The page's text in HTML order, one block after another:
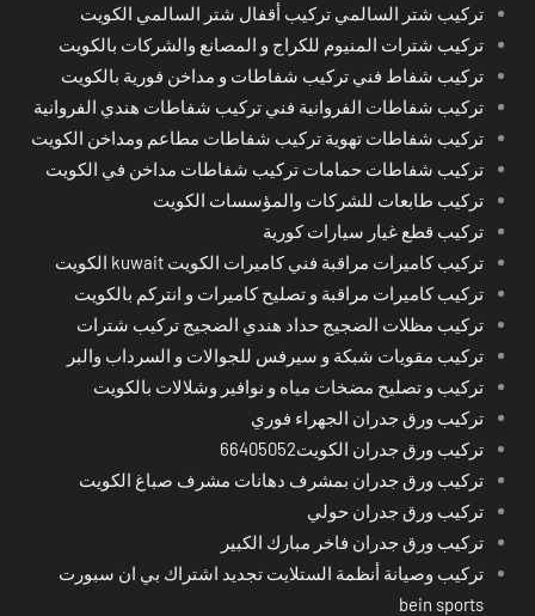
تركيب شتر السالمي تركيب أقفال شتر السالمي الكويت
تركيب شترات المنيوم للكراج و المصانع والشركات بالكويت
تركيب شفاط فني تركيب شفاطات و مداخن فورية بالكويت
تركيب شفاطات الفروانية فني تركيب شفاطات هندي الفروانية
تركيب شفاطات تهوية تركيب شفاطات مطاعم ومداخن الكويت
تركيب شفاطات حمامات تركيب شفاطات مداخن في الكويت
تركيب طابعات للشركات والمؤسسات الكويت
تركيب قطع غيار سيارات كورية
تركيب كاميرات مراقبة فني كاميرات الكويت kuwait الكويت
تركيب كاميرات مراقبة و تصليح كاميرات و انتركم بالكويت
تركيب مظلات الضجيج حداد هندي الضجيج تركيب شترات
تركيب مقويات شبكة و سيرفس للجوالات و السرداب والبر
تركيب و تصليح مضخات مياه و نوافير وشلالات بالكويت
تركيب ورق جدران الجهراء فوري
تركيب ورق جدران الكويت66405052
تركيب ورق جدران بمشرف دهانات مشرف صباغ الكويت
تركيب ورق جدران حولي
تركيب ورق جدران فاخر مبارك الكبير
تركيب وصيانة أنظمة الستلايت تجديد اشتراك بي ان سبورت
bein sports